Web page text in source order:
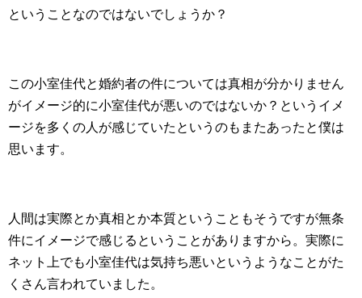
ということなのではないでしょうか？
この小室佳代と婚約者の件については真相が分かりません
がイメージ的に小室佳代が悪いのではないか？というイメ
ージを多くの人が感じていたというのもまたあったと僕は
思います。
人間は実際とか真相とか本質ということもそうですが無条
件にイメージで感じるということがありますから。実際に
ネット上でも小室佳代は気持ち悪いというようなことがた
くさん言われていました。